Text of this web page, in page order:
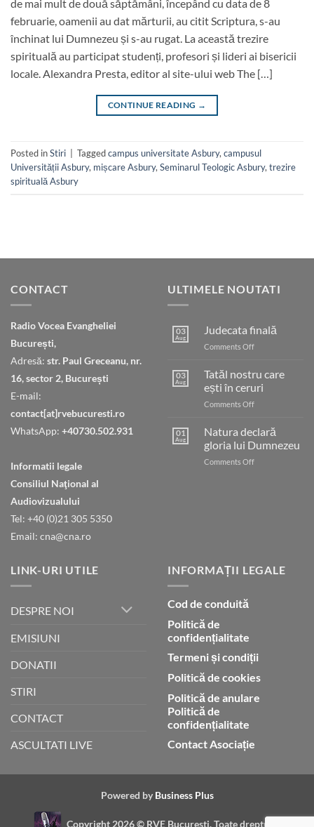
de mai mult de două săptămâni, începând cu data de 8
februarie, oamenii au dat mărturii, au citit Scriptura, s-au
închinat lui Dumnezeu și s-au rugat. La această trezire
spirituală au participat studenți, profesori și lideri ai bisericii
locale. Alexandra Presta, editor al site-ului web The […]
CONTINUE READING →
Posted inStiri Taggedcampus universitate Asbury, campusul
Universității Asbury, mișcare Asbury, Seminarul Teologic Asbury, trezire
spirituală Asbury
CONTACT
Radio Vocea Evangheliei
București,
Adresă: str. Paul Greceanu, nr.
16, sector 2, București
E-mail:
contact[at]rvebucuresti.ro
WhatsApp: +40730.502.931
Informatii legale
Consiliul Naţional al
Audiovizualului
Tel: +40 (0)21 305 5350
Email: cna@cna.ro
ULTIMELE NOUTATI
03
Aug
Judecata finală
Comments Offon
03
Aug
Tatăl nostru care
ești în ceruri
Comments Offon
nostru
care
ești
în
01
Aug
Natura declară
gloria lui Dumnezeu
Comments Offon
LINK-URI UTILE
DESPRE NOI
EMISIUNI
DONATII
STIRI
CONTACT
ASCULTATI LIVE
INFORMAȚII LEGALE
Cod de conduită
Politică de
confidențialitate
Termeni și condiții
Politică de cookies
Politică de anulare
Politică de
confidențialitate
Contact Asociație
Powered by Business Plus
Copyright 2026 © RVE Bucuresti. Toate drepturile